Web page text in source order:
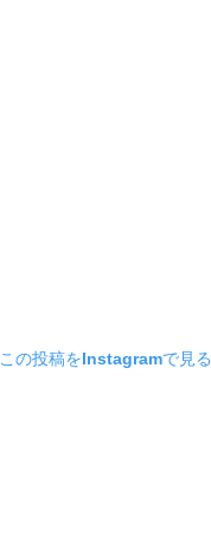
この投稿をInstagramで見る